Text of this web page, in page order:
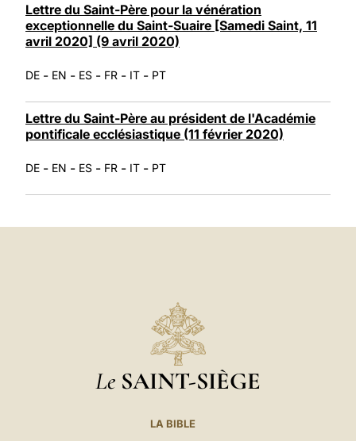
Lettre du Saint-Père pour la vénération
exceptionnelle du Saint-Suaire [Samedi Saint, 11
avril 2020] (9 avril 2020)
DE - EN - ES - FR - IT - PT
Lettre du Saint-Père au président de l'Académie
pontificale ecclésiastique (11 février 2020)
DE - EN - ES - FR - IT - PT
Le SAINT-SIÈGE
LA BIBLE